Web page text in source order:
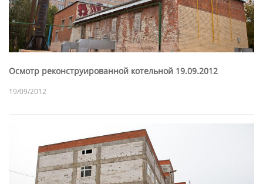
Осмотр реконструированной котельной 19.09.2012
19/09/2012